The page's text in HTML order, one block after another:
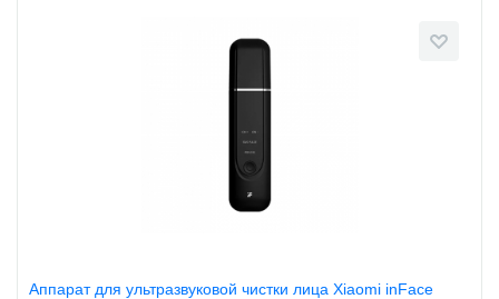
Аппарат для ультразвуковой чистки лица Xiaomi inFace